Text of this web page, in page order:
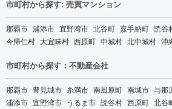
市町村から探す: 売買マンション
那覇市 浦添市 宜野湾市 北谷町 嘉手納町 読谷
今帰仁村 大宜味村 西原町 中城村 北中城村 沖
市町村から探す：不動産会社
那覇市 豊見城市 糸満市 南風原町 南城市 与那
浦添市 宜野湾市 うるま市 読谷村 西原町 北谷